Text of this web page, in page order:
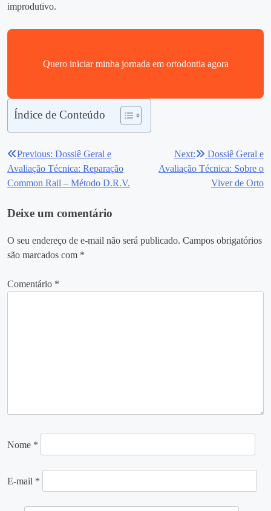
improdutivo.
Quero iniciar minha jornada em ortodontia agora
Índice de Conteúdo
Navegação
de
Previous: Dossiê Geral e
Avaliação Técnica: Reparação
Common Rail – Método D.R.V.
Next:
Dossiê Geral e
Avaliação Técnica: Sobre o
Viver de Orto
Deixe um comentário
O seu endereço de e-mail não será publicado. Campos obrigatórios
são marcados com *
Comentário *
Nome *
E-mail *